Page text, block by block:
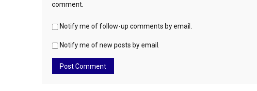
comment.
Notify me of follow-up comments by email.
Notify me of new posts by email.